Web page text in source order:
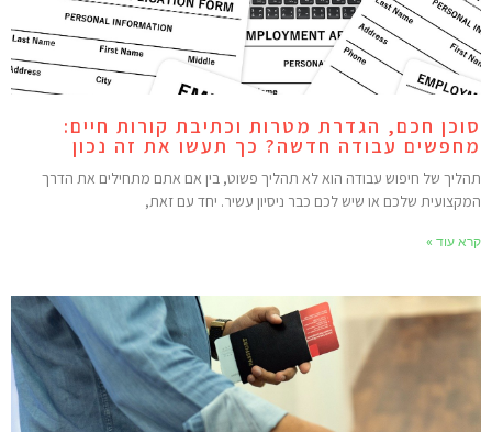
חכם, הגדרת מטרות וכתיבת קורות חיים:
עבודה חדשה? כך תעשו את זה נכון
של חיפוש עבודה הוא לא תהליך פשוט, בין אם אתם מתחילים את הדרך
שלכם או שיש לכם כבר ניסיון עשיר. יחד עם זאת,
עוד »